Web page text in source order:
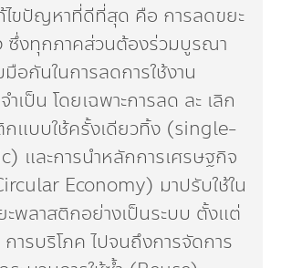
ไขปัญหาที่ดีที่สุด คือ การลดขยะ
ซึ่งทุกภาคส่วนต้องร่วมบูรณา
อกันในการลดการใช้งาน
เป็น โดยเฉพาะการลด ละ เลิก
กแบบใช้ครั้งเดียวทิ้ง (single-
และการนำหลักการเศรษฐกิจ
Economy) มาปรับใช้ใน
ะพลาสติกอย่างเป็นระบบ ตั้งแต่
ารบริโภค ไปจนถึงการจัดการ